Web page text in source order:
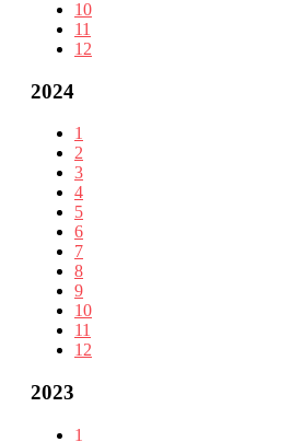
10
11
12
2024
1
2
3
4
5
6
7
8
9
10
11
12
2023
1